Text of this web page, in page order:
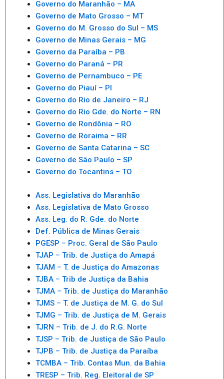
Governo do Maranhão – MA
Governo de Mato Grosso – MT
Governo do M. Grosso do Sul – MS
Governo de Minas Gerais – MG
Governo da Paraíba – PB
Governo do Paraná – PR
Governo de Pernambuco – PE
Governo do Piauí – PI
Governo do Rio de Janeiro – RJ
Governo do Rio Gde. do Norte – RN
Governo de Rondônia – RO
Governo de Roraima – RR
Governo de Santa Catarina – SC
Governo de São Paulo – SP
Governo do Tocantins – TO
Ass. Legislativa do Maranhão
Ass. Legislativa de Mato Grosso
Ass. Leg. do R. Gde. do Norte
Def. Pública de Minas Gerais
PGESP – Proc. Geral de São Paulo
TJAP – Trib. de Justiça do Amapá
TJAM – T. de Justiça do Amazonas
TJBA – Trib de Justiça da Bahia
TJMA – Trib. de Justiça do Maranhão
TJMS – T. de Justiça de M. G. do Sul
TJMG – Trib. de Justiça de M. Gerais
TJRN – Trib. de J. do R.G. Norte
TJSP – Trib. de Justiça de São Paulo
TJPB – Trib. de Justiça da Paraíba
TCMBA – Trib. Contas Mun. da Bahia
TRESP – Trib. Reg. Eleitoral de SP